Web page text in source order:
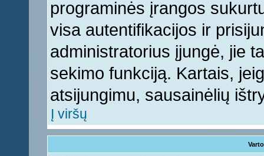
programinės įrangos
visa autentifikacijos ir
administratorius įjungė, jie
sekimo funkciją. Kartais,
atsijungimu, sausainėlių
Į viršų